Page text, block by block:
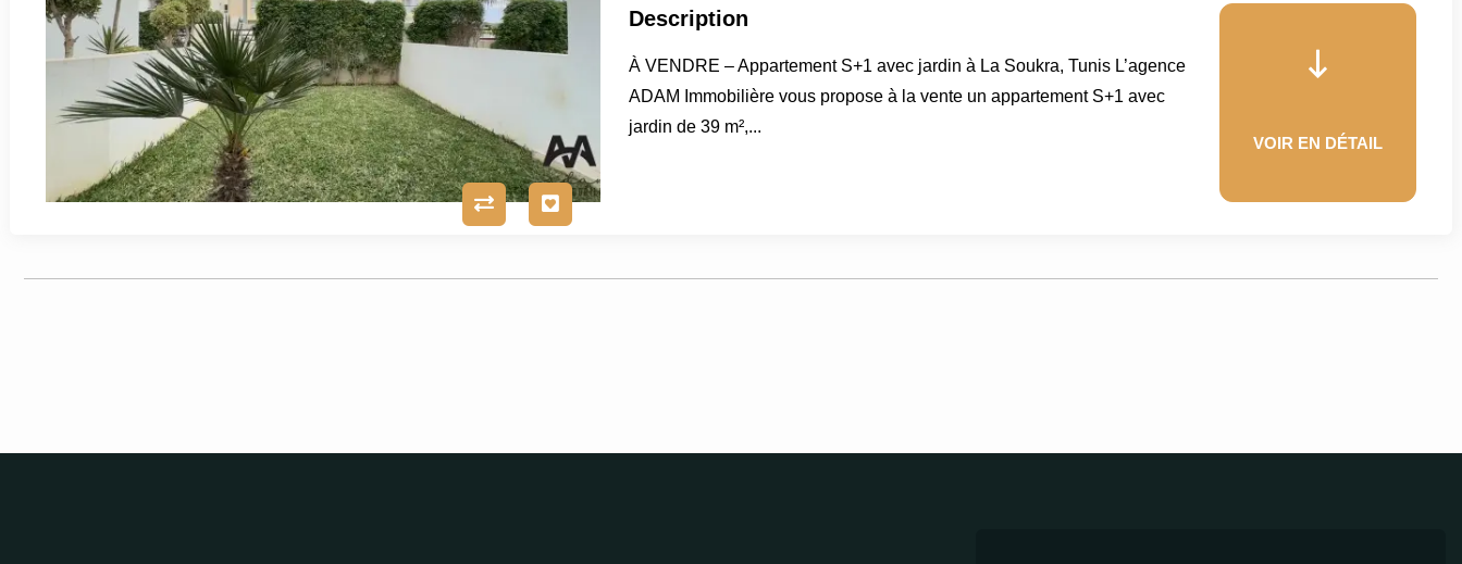
Description
À VENDRE – Appartement S+1 avec jardin à La Soukra, Tunis L’agence
ADAM Immobilière vous propose à la vente un appartement S+1 avec
jardin de 39 m²,...
VOIR EN DÉTAIL